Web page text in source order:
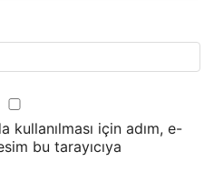
kullanılması için adım, e-
bu tarayıcıya